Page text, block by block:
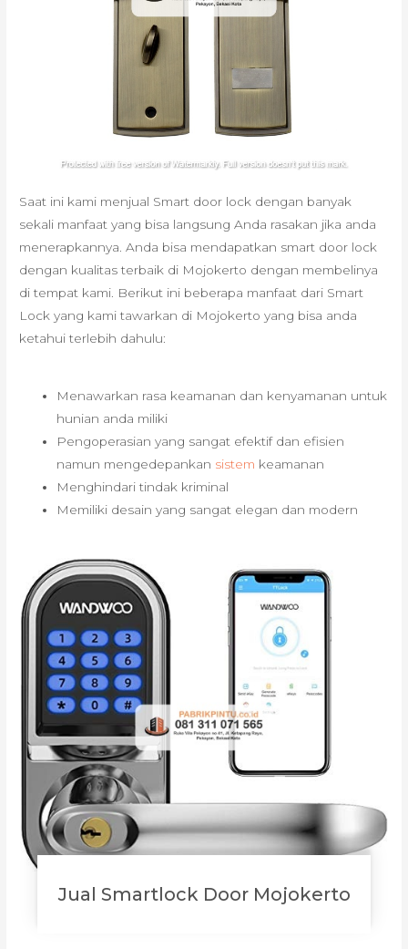
Saat ini kami menjual Smart door lock dengan banyak
sekali manfaat yang bisa langsung Anda rasakan jika anda
menerapkannya. Anda bisa mendapatkan smart door lock
dengan kualitas terbaik di Mojokerto dengan membelinya
di tempat kami. Berikut ini beberapa manfaat dari Smart
Lock yang kami tawarkan di Mojokerto yang bisa anda
ketahui terlebih dahulu:
Menawarkan rasa keamanan dan kenyamanan untuk
hunian anda miliki
Pengoperasian yang sangat efektif dan efisien
namun mengedepankan sistem keamanan
Menghindari tindak kriminal
Memiliki desain yang sangat elegan dan modern
Jual Smartlock Door Mojokerto